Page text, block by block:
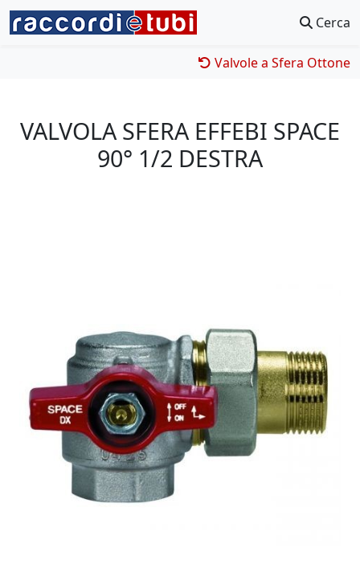
Cerca
Valvole a Sfera Ottone
VALVOLA SFERA EFFEBI SPACE
90° 1/2 DESTRA